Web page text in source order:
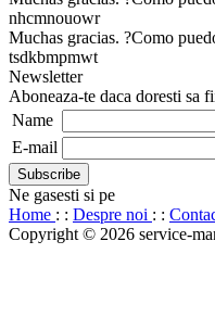
nhcmnouowr
Muchas gracias. ?Como
tsdkbmpmwt
Newsletter
Aboneaza-te daca doresti sa
Name
E-mail
Ne gasesti si pe
Home : : Despre noi : :
Copyright © 2026 service-